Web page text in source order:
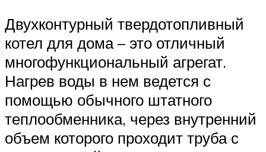
Двухконтурный твердотопливный
котел для дома – это отличный
многофункциональный агрегат.
Нагрев воды в нем ведется с
помощью обычного штатного
теплообменника, через внутренний
объем которого проходит труба с